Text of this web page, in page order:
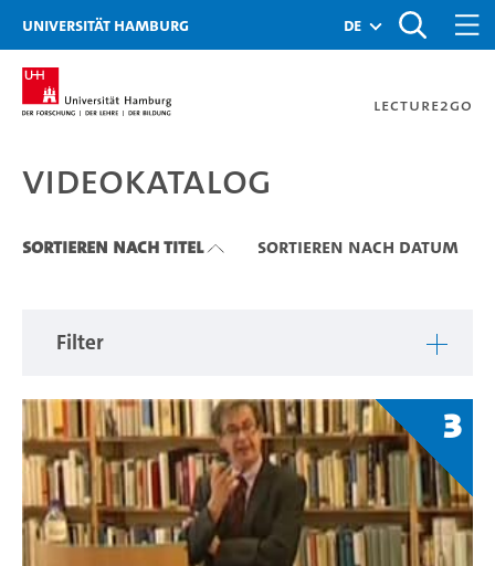
Zu den Filtern
Zur Metanavigation
Zur Hauptnavigation
Zur Suche
Zum Inhalt
Zum Seitenfuss
Universität Hamburg de
Lecture2Go
Videokatalog
Videokatalog
Sortieren nach Titel Sortieren nach Datum
Filter
3